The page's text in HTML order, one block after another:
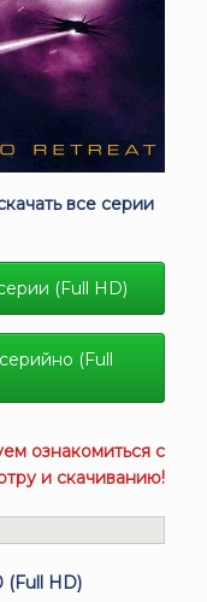
все серии
(Full HD)
(Full
ознакомиться с
и скачиванию!
(Full HD)